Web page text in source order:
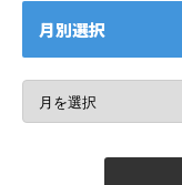
月別選択